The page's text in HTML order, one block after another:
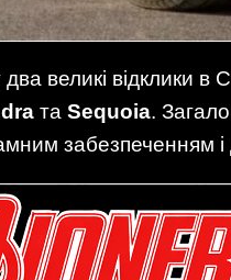
великі відклики
та Sequoia.
забезпеченням